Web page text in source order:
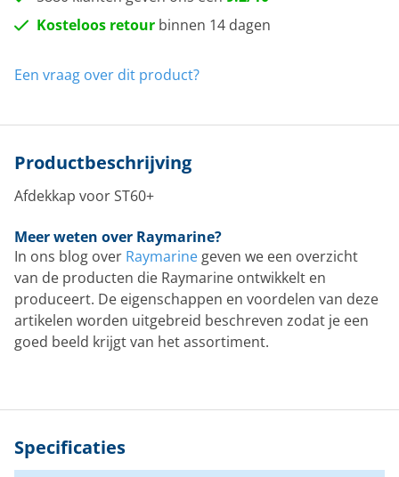
Kosteloos retour binnen 14 dagen
Een vraag over dit product?
Productbeschrijving
Afdekkap voor ST60+
Meer weten over Raymarine?
In ons blog over Raymarine geven we een overzicht
van de producten die Raymarine ontwikkelt en
produceert. De eigenschappen en voordelen van deze
artikelen worden uitgebreid beschreven zodat je een
goed beeld krijgt van het assortiment.
Specificaties